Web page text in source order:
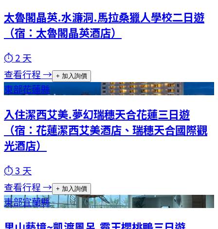
太魯閣晶英.水濂洞.馬拉桑獵人學校二日遊
（宿：太魯閣晶英酒店）
⏱2 天
查看行程 → + 加入詢價
東部花蓮縣
入住潔西艾美.夢幻瑞穗天合花蓮三日遊
（宿：花蓮潔西艾美酒店、瑞穗天合國際觀
光酒店）
⏱3 天
查看行程 → + 加入詢價
東部宜蘭縣